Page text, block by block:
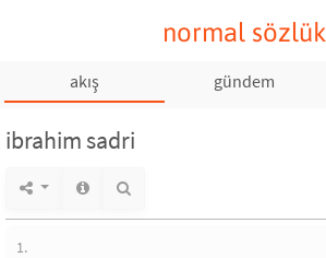
normal sözlük
akış gündem
ibrahim sadri
1.